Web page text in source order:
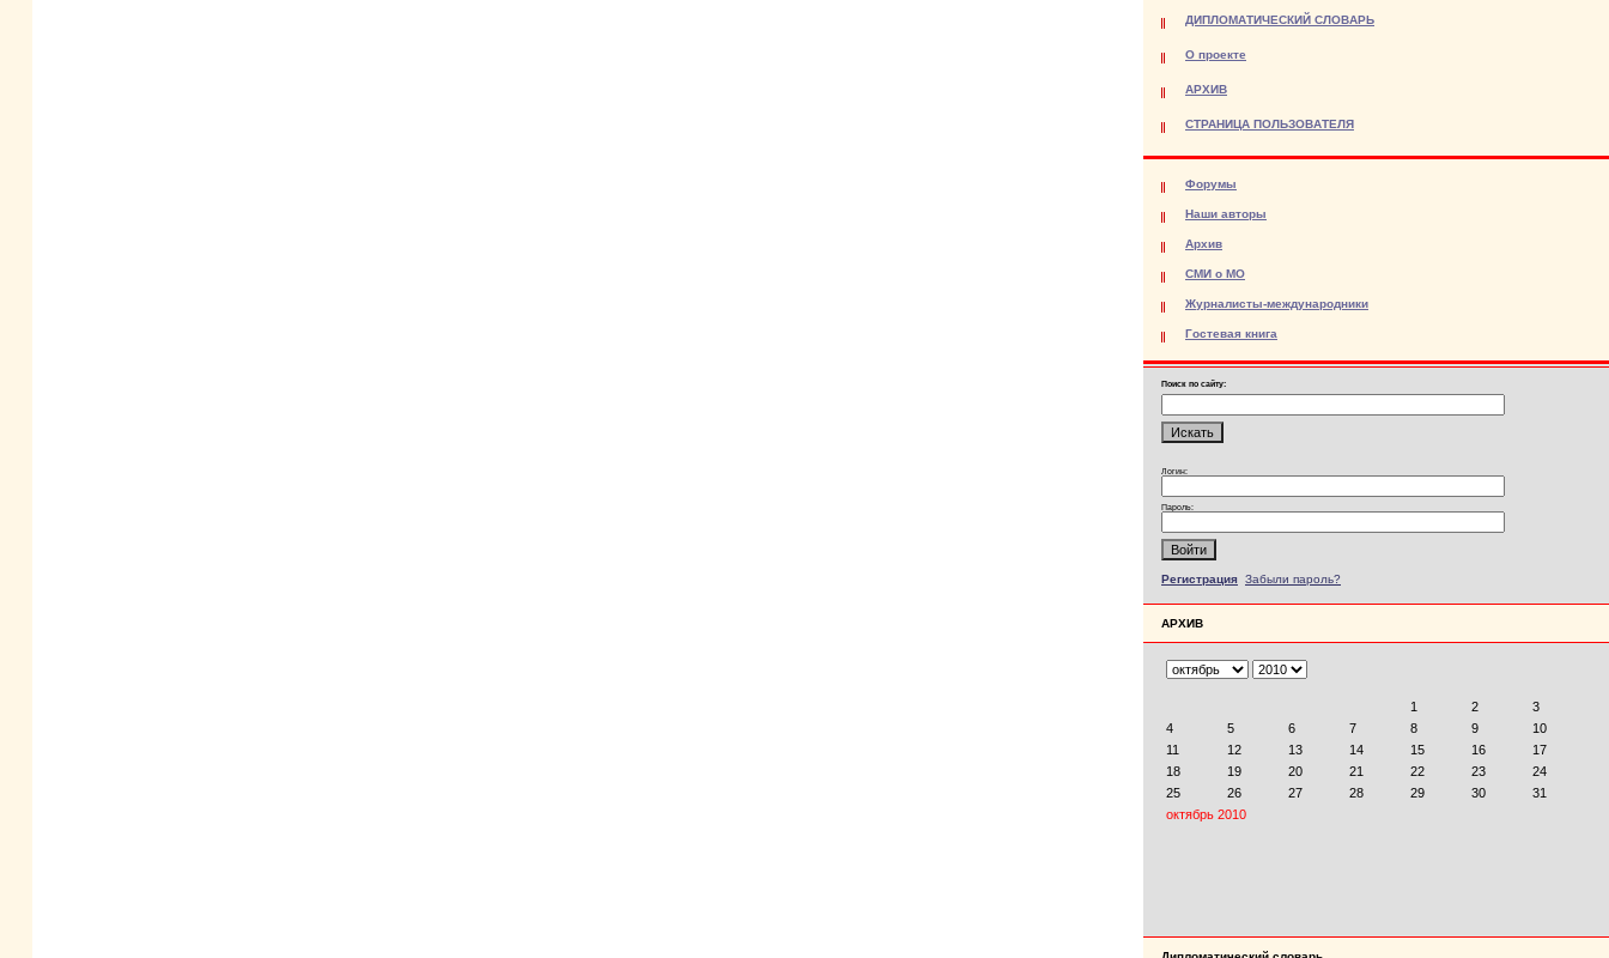
ДИПЛОМАТИЧЕСКИЙ СЛОВАРЬ
О проекте
АРХИВ
СТРАНИЦА ПОЛЬЗОВАТЕЛЯ
Форумы
Наши авторы
Архив
СМИ о МО
Журналисты-международники
Гостевая книга
Поиск по сайту:
Логин:
Пароль:
Регистрация Забыли пароль?
АРХИВ